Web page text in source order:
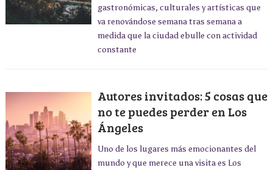
gastronómicas, culturales y artísticas que
va renovándose semana tras semana a
medida que la ciudad ebulle con actividad
constante
Autores invitados: 5 cosas que
no te puedes perder en Los
Ángeles
Uno de los lugares más emocionantes del
mundo y que merece una visita es Los